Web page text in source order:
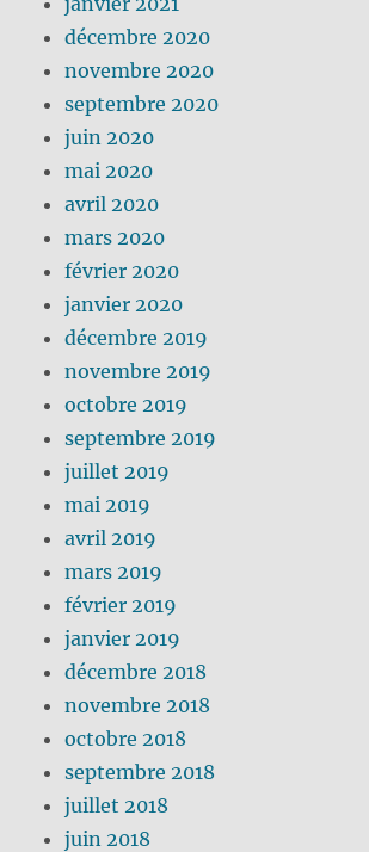
décembre 2020
novembre 2020
septembre 2020
juin 2020
mai 2020
avril 2020
mars 2020
février 2020
janvier 2020
décembre 2019
novembre 2019
octobre 2019
septembre 2019
juillet 2019
mai 2019
avril 2019
mars 2019
février 2019
janvier 2019
décembre 2018
novembre 2018
octobre 2018
septembre 2018
juillet 2018
juin 2018